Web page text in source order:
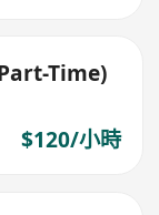
Time)
$120/小時